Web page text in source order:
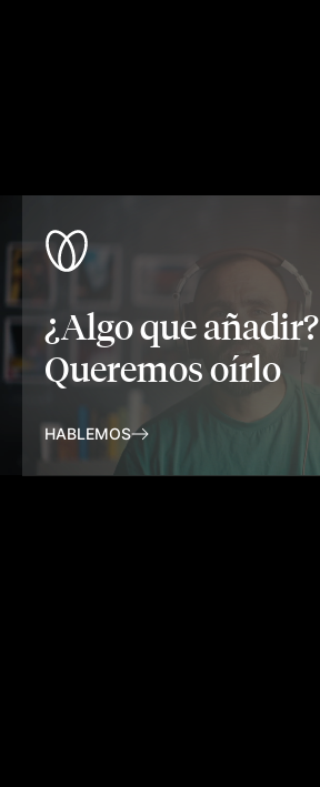
¿Algo que añadir?
Queremos oírlo
HABLEMOS